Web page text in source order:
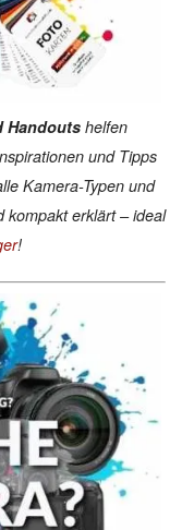
Handouts helfen
und Tipps
Kamera-Typen und
kompakt erklärt – ideal
!